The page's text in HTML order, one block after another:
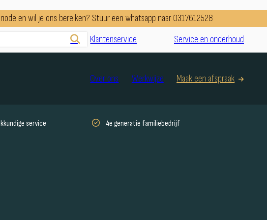
en wil je ons bereiken? Stuur een whatsapp naar 0317612528
Klantenservice Service en onderhoud
Over ons Werkwijze Maak een afspraak
service 4e generatie familiebedrijf